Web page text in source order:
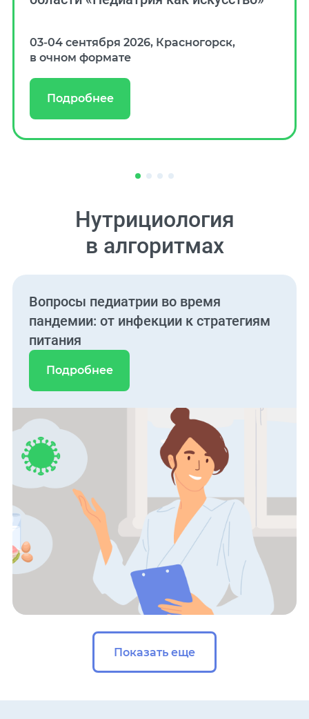
03‑04 сентября 2026, Красногорск,
в очном формате
Подробнее
Нутрициология
в алгоритмах
Вопросы педиатрии во время
пандемии: от инфекции к стратегиям
питания
Подробнее
Показать еще